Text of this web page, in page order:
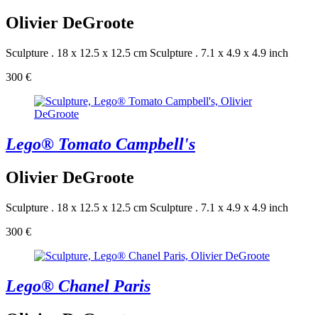
Olivier DeGroote
Sculpture . 18 x 12.5 x 12.5 cm Sculpture . 7.1 x 4.9 x 4.9 inch
300 €
Lego® Tomato Campbell's
Olivier DeGroote
Sculpture . 18 x 12.5 x 12.5 cm Sculpture . 7.1 x 4.9 x 4.9 inch
300 €
Lego® Chanel Paris